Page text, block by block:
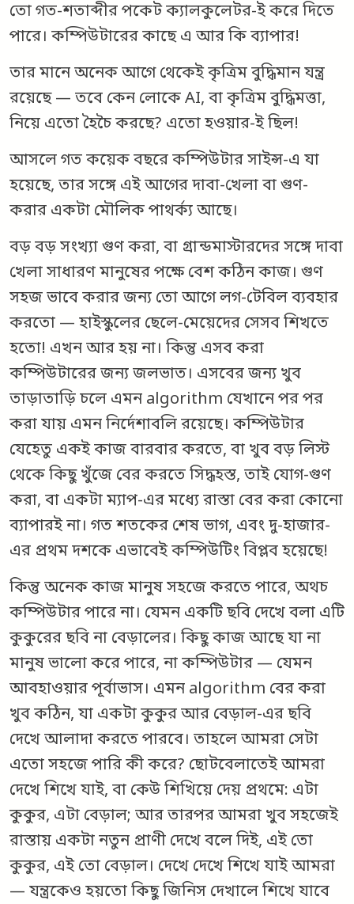
তো গত-শতাব্দীর পকেট ক্যালকুলেটর-ই করে দিতে
পারে। কম্পিউটারের কাছে এ আর কি ব্যাপার!
তার মানে অনেক আগে থেকেই কৃত্রিম বুদ্ধিমান যন্ত্র
রয়েছে — তবে কেন লোকে AI, বা কৃত্রিম বুদ্ধিমত্তা,
নিয়ে এতো হৈচৈ করছে? এতো হওয়ার-ই ছিল!
আসলে গত কয়েক বছরে কম্পিউটার সাইন্স-এ যা
হয়েছে, তার সঙ্গে এই আগের দাবা-খেলা বা গুণ-
করার একটা মৌলিক পাথর্ক্য আছে।
বড় বড় সংখ্যা গুণ করা, বা গ্রান্ডমাস্টারদের সঙ্গে দাবা
খেলা সাধারণ মানুষের পক্ষে বেশ কঠিন কাজ। গুণ
সহজ ভাবে করার জন্য তো আগে লগ-টেবিল ব্যবহার
করতো — হাইস্কুলের ছেলে-মেয়েদের সেসব শিখতে
হতো! এখন আর হয় না। কিন্তু এসব করা
কম্পিউটারের জন্য জলভাত। এসবের জন্য খুব
তাড়াতাড়ি চলে এমন algorithm যেখানে পর পর
করা যায় এমন নির্দেশাবলি রয়েছে। কম্পিউটার
যেহেতু একই কাজ বারবার করতে, বা খুব বড় লিস্ট
থেকে কিছু খুঁজে বের করতে সিদ্ধহস্ত, তাই যোগ-গুণ
করা, বা একটা ম্যাপ-এর মধ্যে রাস্তা বের করা কোনো
ব্যাপারই না। গত শতকের শেষ ভাগ, এবং দু-হাজার-
এর প্রথম দশকে এভাবেই কম্পিউটিং বিপ্লব হয়েছে!
কিন্তু অনেক কাজ মানুষ সহজে করতে পারে, অথচ
কম্পিউটার পারে না। যেমন একটি ছবি দেখে বলা এটি
কুকুরের ছবি না বেড়ালের। কিছু কাজ আছে যা না
মানুষ ভালো করে পারে, না কম্পিউটার — যেমন
আবহাওয়ার পূর্বাভাস। এমন algorithm বের করা
খুব কঠিন, যা একটা কুকুর আর বেড়াল-এর ছবি
দেখে আলাদা করতে পারবে। তাহলে আমরা সেটা
এতো সহজে পারি কী করে? ছোটবেলাতেই আমরা
দেখে শিখে যাই, বা কেউ শিখিয়ে দেয় প্রথমে: এটা
কুকুর, এটা বেড়াল; আর তারপর আমরা খুব সহজেই
রাস্তায় একটা নতুন প্রাণী দেখে বলে দিই, এই তো
কুকুর, এই তো বেড়াল। দেখে দেখে শিখে যাই আমরা
— যন্ত্রকেও হয়তো কিছু জিনিস দেখালে শিখে যাবে